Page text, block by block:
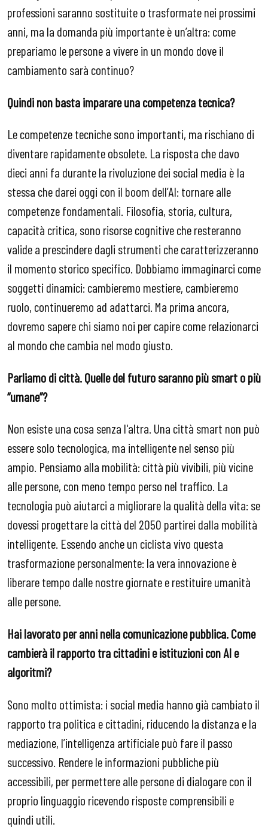
professioni saranno sostituite o trasformate nei prossimi
anni, ma la domanda più importante è un’altra: come
prepariamo le persone a vivere in un mondo dove il
cambiamento sarà continuo?
Quindi non basta imparare una competenza tecnica?
Le competenze tecniche sono importanti, ma rischiano di
diventare rapidamente obsolete. La risposta che davo
dieci anni fa durante la rivoluzione dei social media è la
stessa che darei oggi con il boom dell’AI: tornare alle
competenze fondamentali. Filosofia, storia, cultura,
capacità critica, sono risorse cognitive che resteranno
valide a prescindere dagli strumenti che caratterizzeranno
il momento storico specifico. Dobbiamo immaginarci come
soggetti dinamici: cambieremo mestiere, cambieremo
ruolo, continueremo ad adattarci. Ma prima ancora,
dovremo sapere chi siamo noi per capire come relazionarci
al mondo che cambia nel modo giusto.
Parliamo di città. Quelle del futuro saranno più smart o più
“umane”?
Non esiste una cosa senza l'altra. Una città smart non può
essere solo tecnologica, ma intelligente nel senso più
ampio. Pensiamo alla mobilità: città più vivibili, più vicine
alle persone, con meno tempo perso nel traffico. La
tecnologia può aiutarci a migliorare la qualità della vita: se
dovessi progettare la città del 2050 partirei dalla mobilità
intelligente. Essendo anche un ciclista vivo questa
trasformazione personalmente: la vera innovazione è
liberare tempo dalle nostre giornate e restituire umanità
alle persone.
Hai lavorato per anni nella comunicazione pubblica. Come
cambierà il rapporto tra cittadini e istituzioni con AI e
algoritmi?
Sono molto ottimista: i social media hanno già cambiato il
rapporto tra politica e cittadini, riducendo la distanza e la
mediazione, l’intelligenza artificiale può fare il passo
successivo. Rendere le informazioni pubbliche più
accessibili, per permettere alle persone di dialogare con il
proprio linguaggio ricevendo risposte comprensibili e
quindi utili.